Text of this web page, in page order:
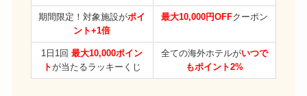
期間限定！対象施設がポイ
ント+1倍
最大10,000円OFFクーポン
1日1回最大10,000ポイン
トが当たるラッキーくじ
全ての海外ホテルがいつで
もポイント2%